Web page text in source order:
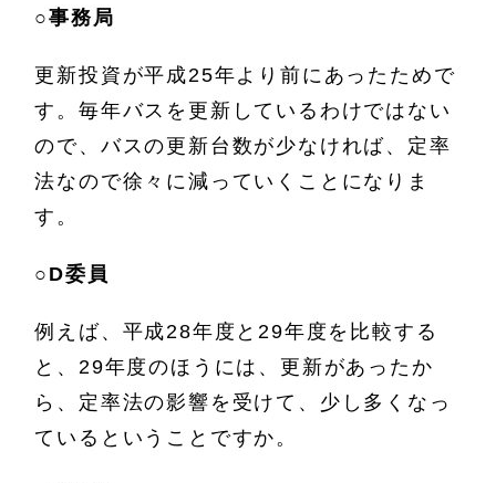
○事務局
更新投資が平成25年より前にあったためで
す。毎年バスを更新しているわけではない
ので、バスの更新台数が少なければ、定率
法なので徐々に減っていくことになりま
す。
○ D委員
例えば、平成28年度と29年度を比較する
と、29年度のほうには、更新があったか
ら、定率法の影響を受けて、少し多くなっ
ているということですか。